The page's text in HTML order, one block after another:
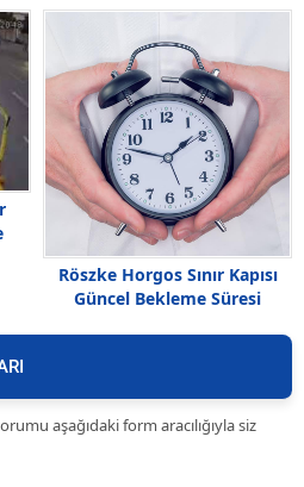
Röszke Horgos Sınır Kapısı
Güncel Bekleme Süresi
aşağıdaki form aracılığıyla siz